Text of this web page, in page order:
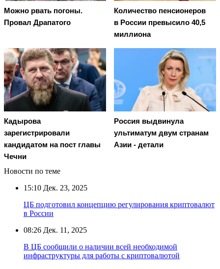
Можно рвать погоны.
Провал Драпатого
Количество пенсионеров
в России превысило 40,5
миллиона
Кадырова
зарегистрировали
кандидатом на пост главы
Чечни
Россия выдвинула
ультиматум двум странам
Азии - детали
Новости по теме
15:10 Дек. 23, 2025
ЦБ подготовил концепцию регулирования криптовалют
в России
08:26 Дек. 11, 2025
В ЦБ сообщили о наличии всей необходимой
инфраструктуры для работы с криптовалютой